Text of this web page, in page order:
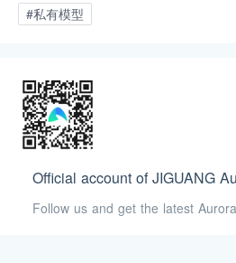
#私有模型
Official account of JIGUANG
Follow us and get the latest